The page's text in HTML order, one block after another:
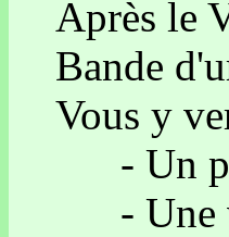
Après le
Bande
Vous y
- Un
- Une